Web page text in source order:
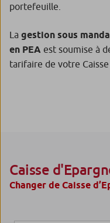
portefeuille.
La gestion sous
en PEA est soumise à
tarifaire de votre Caisse
Caisse
Changer de Caisse